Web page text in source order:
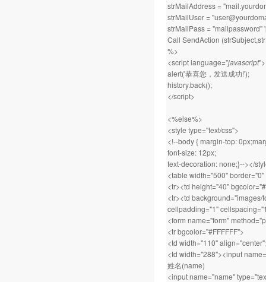
strMailAddress =
strMailUser =
strMailPass = "mailpassword"
Call SendAction
%>
<script language="javascript">
alert('恭喜您，发送成功!');
history.back();
</script>
<%else%>
<style type="text/css">
<!--body { margin-top:
font-size: 12px;
text-decoration: none;}--></
<table width="500"
<tr><td height="40"
<tr><td
cellpadding="1"
<form name="form"
<tr bgcolor="#FFFFFF">
<td width="110"
<td width="288"><input
姓名(name)
<input name="name"